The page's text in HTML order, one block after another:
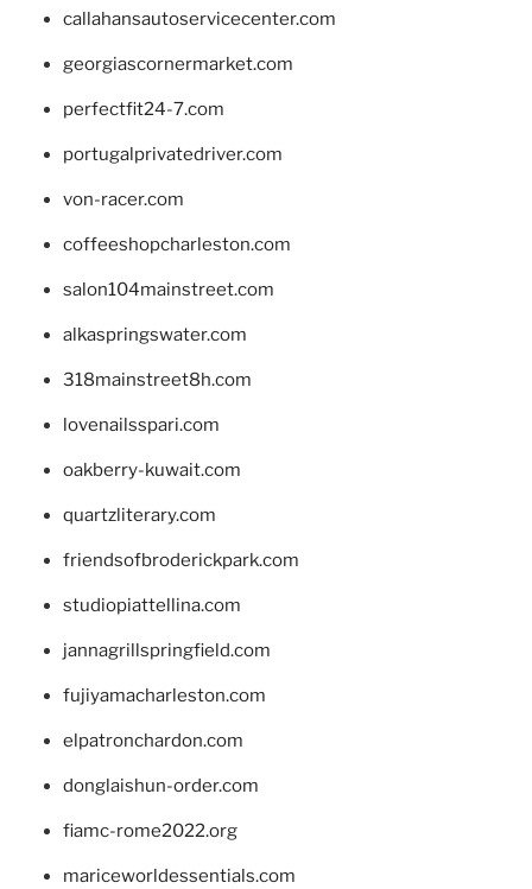
callahansautoservicecenter.com
georgiascornermarket.com
perfectfit24-7.com
portugalprivatedriver.com
von-racer.com
coffeeshopcharleston.com
salon104mainstreet.com
alkaspringswater.com
318mainstreet8h.com
lovenailsspari.com
oakberry-kuwait.com
quartzliterary.com
friendsofbroderickpark.com
studiopiattellina.com
jannagrillspringfield.com
fujiyamacharleston.com
elpatronchardon.com
donglaishun-order.com
fiamc-rome2022.org
mariceworldessentials.com